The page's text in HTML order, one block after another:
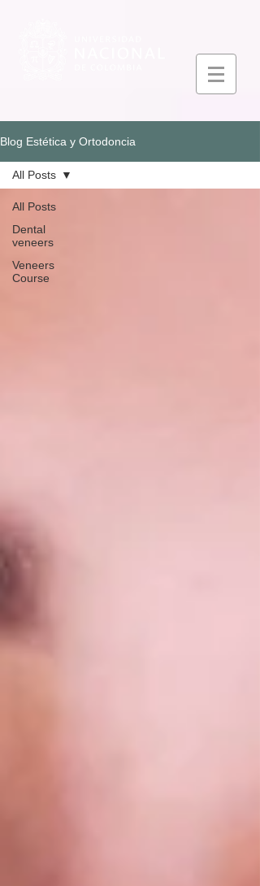
Blog Estética y Ortodoncia
All Posts
Dental
veneers
Veneers
Course
All Posts